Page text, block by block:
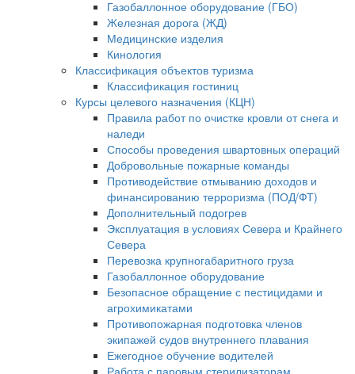
Газобаллонное оборудование (ГБО)
Железная дорога (ЖД)
Медицинские изделия
Кинология
Классификация объектов туризма
Классификация гостиниц
Курсы целевого назначения (КЦН)
Правила работ по очистке кровли от снега и
наледи
Способы проведения швартовных операций
Добровольные пожарные команды
Противодействие отмыванию доходов и
финансированию терроризма (ПОД/ФТ)
Дополнительный подогрев
Эксплуатация в условиях Севера и Крайнего
Севера
Перевозка крупногабаритного груза
Газобаллонное оборудование
Безопасное обращение с пестицидами и
агрохимикатами
Противопожарная подготовка членов
экипажей судов внутреннего плавания
Ежегодное обучение водителей
Работа с паровым стерилизаторам